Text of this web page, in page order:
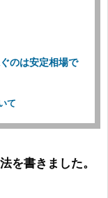
のは安定相場で
て
を書きました。